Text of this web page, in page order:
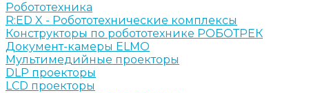
Робототехника
R:ED X - Робототехнические комплексы
Конструкторы по робототехнике РОБОТРЕК
Документ-камеры ELMO
Мультимедийные проекторы
DLP проекторы
LCD проекторы